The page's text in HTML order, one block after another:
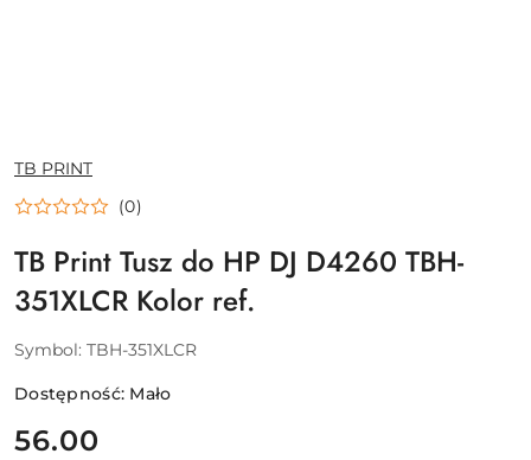
NAZWA
PRODUCENTA:
TB PRINT
(0)
TB Print Tusz do HP DJ D4260 TBH-
351XLCR Kolor ref.
Symbol: TBH-351XLCR
Dostępność: Mało
cena:
56.00